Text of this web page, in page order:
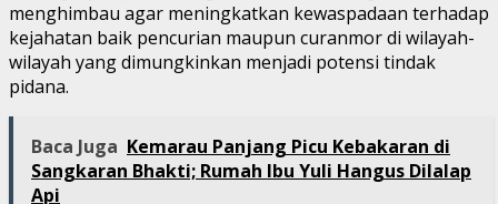
menghimbau agar meningkatkan kewaspadaan terhadap
kejahatan baik pencurian maupun curanmor di wilayah-
wilayah yang dimungkinkan menjadi potensi tindak
pidana.
Baca Juga Kemarau Panjang Picu Kebakaran di
Sangkaran Bhakti; Rumah Ibu Yuli Hangus Dilalap
Api